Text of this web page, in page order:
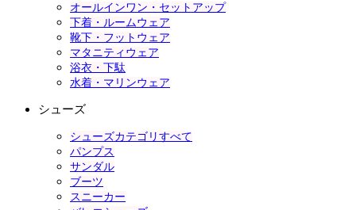
オールインワン・セットアップ
下着・ルームウェア
靴下・フットウェア
マタニティウェア
浴衣・下駄
水着・マリンウェア
シューズ
シューズカテゴリすべて
パンプス
サンダル
ブーツ
スニーカー